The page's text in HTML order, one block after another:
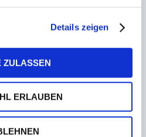
Details zeigen
ZULASSEN
ERLAUBEN
St. Wendel